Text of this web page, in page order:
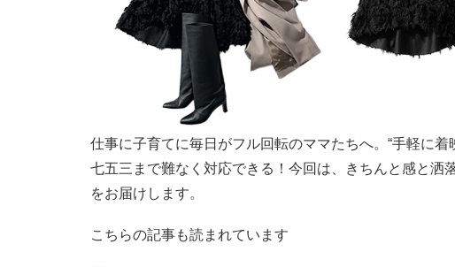
仕事に子育てに毎日がフル回転のママたちへ。“手軽に
七五三まで難なく対応できる！今回は、きちんと感と洒
をお届けします。
こちらの記事も読まれています